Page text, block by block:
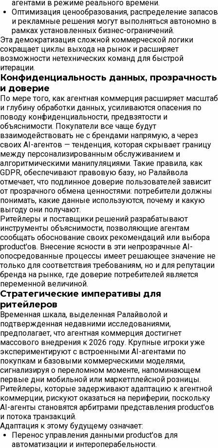
агентами в режиме реального времени.
Оптимизация ценообразования, распределение запасов
и рекламные решения могут выполняться автономно в
рамках установленных бизнес-ограничений.
Эта демократизация сложной коммерческой логики
сокращает циклы выхода на рынок и расширяет
возможности нетехнических команд для быстрой
итерации.
Конфиденциальность данных, прозрачность
и доверие
По мере того, как агентная коммерция расширяет масштаб
и глубину обработки данных, усиливаются опасения по
поводу конфиденциальности, предвзятости и
объяснимости. Покупатели все чаще будут
взаимодействовать не с брендами напрямую, а через
своих AI-агентов — тенденция, которая скрывает границу
между персонализированным обслуживанием и
алгоритмическими манипуляциями. Такие правила, как
GDPR, обеспечивают правовую базу, но Ралайвола
отмечает, что подлинное доверие пользователей зависит
от прозрачного обмена ценностями: потребители должны
понимать, какие данные используются, почему и какую
выгоду они получают.
Ритейлеры и поставщики решений разрабатывают
инструменты объяснимости, позволяющие агентам
сообщать обоснование своих рекомендаций или выбора
product'ов. Внесение ясности в эти непрозрачные AI-
опосредованные процессы имеет решающее значение не
только для соответствия требованиям, но и для репутации
бренда на рынке, где доверие потребителей является
переменной величиной.
Стратегические императивы для
ритейлеров
Временная шкала, выделенная Ралайволой и
подтвержденная недавними исследованиями,
предполагает, что агентная коммерция достигнет
массового внедрения к 2026 году. Крупные игроки уже
экспериментируют с встроенными AI-агентами по
покупкам и базовыми коммерческими моделями,
сигнализируя о переломном моменте, напоминающем
первые дни мобильной или маркетплейсной розницы.
Ритейлеры, которые задерживают адаптацию к агентной
коммерции, рискуют оказаться на периферии, поскольку
AI-агенты становятся арбитрами представления product'ов
и потока транзакций.
Адаптация к этому будущему означает:
Перенос управления данными product'ов для
автоматизации и интероперабельности.